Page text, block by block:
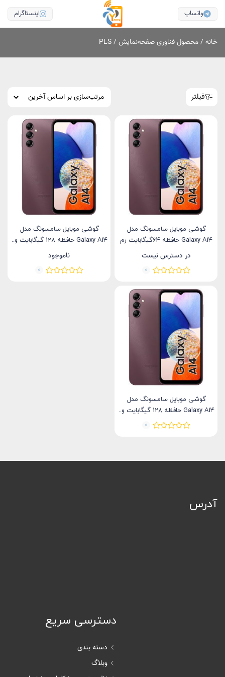
واتساپ اینستاگرام
خانه / محصول فناوری صفحه‌نمایش / PLS
فیلتر
گوشی موبایل سامسونگ مدل
Galaxy A14 حافظه 64گیگابایت رم
در دسترس نیست
0
گوشی موبایل سامسونگ مدل
Galaxy A14 حافظه 128 گیگابایت و..
ناموجود
0
گوشی موبایل سامسونگ مدل
Galaxy A14 حافظه 128 گیگابایت و..
0
آدرس
دسترسی سریع
دسته بندی
وبلاگ